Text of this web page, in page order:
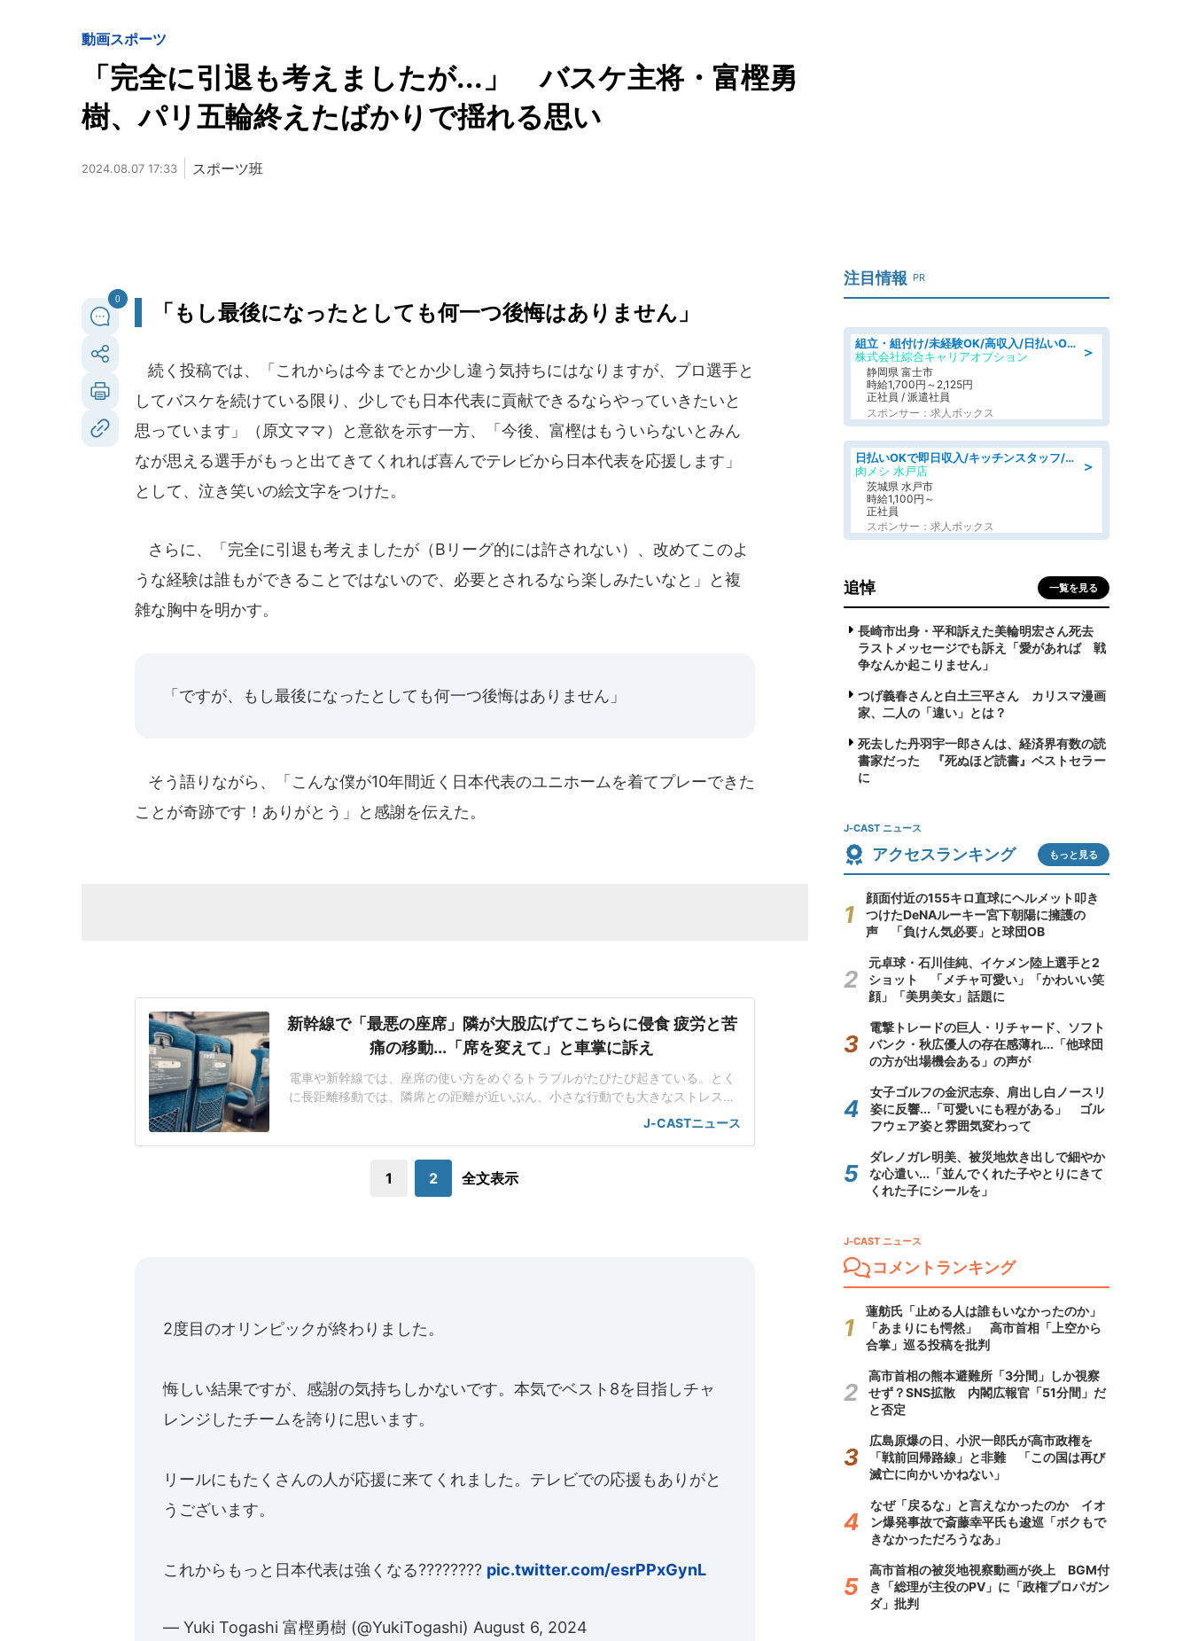
動画スポーツ
「完全に引退も考えましたが...」 バスケ主将・富樫勇
樹、パリ五輪終えたばかりで揺れる思い
2024.08.07 17:33 スポーツ班
0
「もし最後になったとしても何一つ後悔はありません」
続く投稿では、「これからは今までとか少し違う気持ちにはなりますが、プロ選手と
してバスケを続けている限り、少しでも日本代表に貢献できるならやっていきたいと
思っています」（原文ママ）と意欲を示す一方、「今後、富樫はもういらないとみん
なが思える選手がもっと出てきてくれれば喜んでテレビから日本代表を応援します」
として、泣き笑いの絵文字をつけた。
さらに、「完全に引退も考えましたが（Bリーグ的には許されない）、改めてこのよ
うな経験は誰もができることではないので、必要とされるなら楽しみたいなと」と複
雑な胸中を明かす。
「ですが、もし最後になったとしても何一つ後悔はありません」
そう語りながら、「こんな僕が10年間近く日本代表のユニホームを着てプレーできた
ことが奇跡です！ありがとう」と感謝を伝えた。
新幹線で「最悪の座席」隣が大股広げてこちらに侵食 疲労と苦
痛の移動...「席を変えて」と車掌に訴え
電車や新幹線では、座席の使い方をめぐるトラブルがたびたび起きている。とく
に長距離移動では、隣席との距離が近いぶん、小さな行動でも大きなストレスに
つながることがある。都内在住の中村彩名さん(仮名・30代)は、関西方面から東
京に向かう新幹線で、思わぬ出来事に直面した。不自然な姿勢で移動する羽目に
して乗車した。車内で仮眠を取るつもり
J-CASTニュース
1 2 全文表示
2度目のオリンピックが終わりました。
悔しい結果ですが、感謝の気持ちしかないです。本気でベスト8を目指しチャ
レンジしたチームを誇りに思います。
リールにもたくさんの人が応援に来てくれました。テレビでの応援もありがと
うございます。
これからもっと日本代表は強くなる???????? pic.twitter.com/esrPPxGynL
— Yuki Togashi 富樫勇樹 (@YukiTogashi) August 6, 2024
注目情報 PR
＞
組立・組付け/未経験OK/高収入/日払いOK/交替制/20・30・40代活躍中
株式会社綜合キャリアオプション
静岡県 富士市
時給1,700円～2,125円
正社員 / 派遣社員
スポンサー：求人ボックス
＞
日払いOKで即日収入/キッチンスタッフ/「原付免許必須」デリバリー業務など、自己成長可能な幅広い仕事に挑戦!髪型自由&ピアス・ネイルOK/茨城県/水戸市
肉メシ 水戸店
茨城県 水戸市
時給1,100円～
正社員
スポンサー：求人ボックス
追悼 一覧を見る
長崎市出身・平和訴えた美輪明宏さん死去
ラストメッセージでも訴え「愛があれば 戦
争なんか起こりません」
つげ義春さんと白土三平さん カリスマ漫画
家、二人の「違い」とは？
死去した丹羽宇一郎さんは、経済界有数の読
書家だった 『死ぬほど読書』ベストセラー
に
J-CAST ニュース
アクセスランキング もっと見る
顔面付近の155キロ直球にヘルメット叩き
つけたDeNAルーキー宮下朝陽に擁護の
声 「負けん気必要」と球団OB
元卓球・石川佳純、イケメン陸上選手と2
ショット 「メチャ可愛い」「かわいい笑
顔」「美男美女」話題に
電撃トレードの巨人・リチャード、ソフト
バンク・秋広優人の存在感薄れ...「他球団
の方が出場機会ある」の声が
女子ゴルフの金沢志奈、肩出し白ノースリ
姿に反響...「可愛いにも程がある」 ゴル
フウェア姿と雰囲気変わって
ダレノガレ明美、被災地炊き出しで細やか
な心遣い...「並んでくれた子やとりにきて
くれた子にシールを」
J-CAST ニュース
コメントランキング
蓮舫氏「止める人は誰もいなかったのか」
「あまりにも愕然」 高市首相「上空から
合掌」巡る投稿を批判
高市首相の熊本避難所「3分間」しか視察
せず？SNS拡散 内閣広報官「51分間」だ
と否定
広島原爆の日、小沢一郎氏が高市政権を
「戦前回帰路線」と非難 「この国は再び
滅亡に向かいかねない」
なぜ「戻るな」と言えなかったのか イオ
ン爆発事故で斎藤幸平氏も逡巡「ボクもで
きなかっただろうなあ」
高市首相の被災地視察動画が炎上 BGM付
き「総理が主役のPV」に「政権プロパガン
ダ」批判